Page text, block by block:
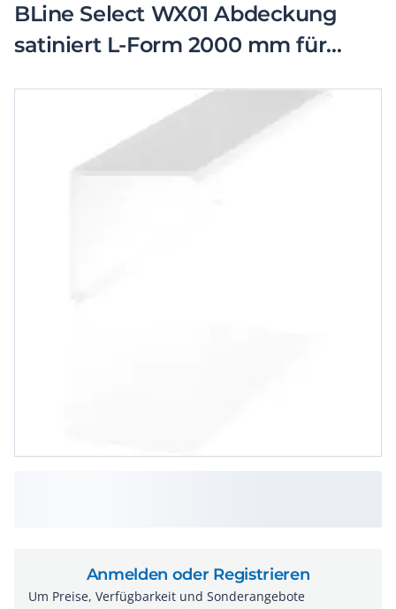
BLine Select WX01 Abdeckung
satiniert L-Form 2000 mm für
Anmelden oder Registrieren
Um Preise, Verfügbarkeit und Sonderangebote